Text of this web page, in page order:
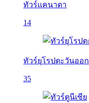
ทัวร์แคนาดา
14
ทัวร์ยุโรปตะวันออก
35